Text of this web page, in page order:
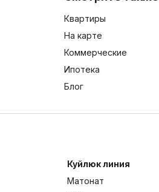
Квартиры
На карте
Коммерческие
Ипотека
Блог
Куйлюк линия
Матонат